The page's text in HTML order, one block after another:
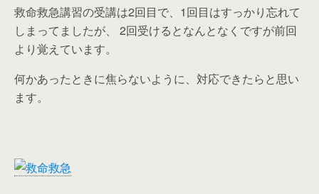
救命救急講習の受講は2回目で、1回目はすっかり忘れて
しまってましたが、 2回受けるとなんとなくですが前回
より覚えています。
何かあったときに焦らないように、対応できたらと思い
ます。